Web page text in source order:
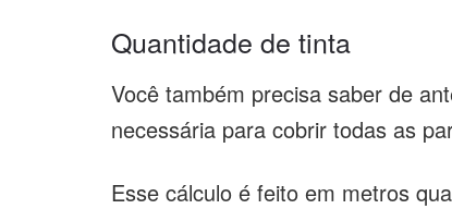
Quantidade de tinta
Você também precisa saber de
necessária para cobrir todas as
Esse cálculo é feito em metros